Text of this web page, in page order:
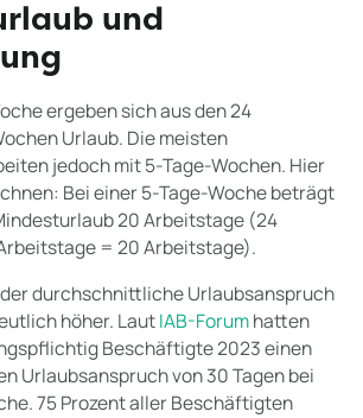
und
ergeben sich aus den 24
Urlaub. Die meisten
jedoch mit 5-Tage-Wochen. Hier
Bei einer 5-Tage-Woche beträgt
20 Arbeitstage (24
= 20 Arbeitstage).
durchschnittliche Urlaubsanspruch
höher. LautIAB-Forumhatten
Beschäftigte 2023 einen
Urlaubsanspruch von 30 Tagen bei
75 Prozent aller Beschäftigten